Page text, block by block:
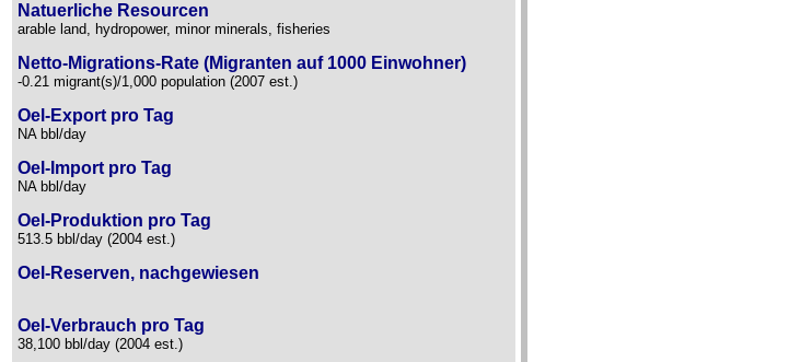
Natuerliche Resourcen
arable land, hydropower, minor minerals, fisheries
Netto-Migrations-Rate (Migranten auf 1000 Einwohner)
-0.21 migrant(s)/1,000 population (2007 est.)
Oel-Export pro Tag
NA bbl/day
Oel-Import pro Tag
NA bbl/day
Oel-Produktion pro Tag
513.5 bbl/day (2004 est.)
Oel-Reserven, nachgewiesen
Oel-Verbrauch pro Tag
38,100 bbl/day (2004 est.)